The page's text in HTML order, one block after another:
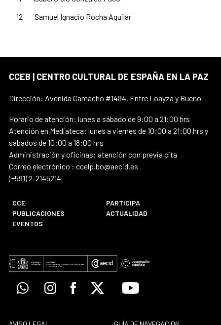
12 Samuel Ignacio Rocha Aguilar
CCEB | CENTRO CULTURAL DE ESPAÑA EN LA PAZ
Dirección: Avenida Camacho #1484. Entre Loayza y Bueno
Horario de atención: lunes a sábado de 9:00 a 21:00 hrs
Atención en Mediateca: lunes a viernes de 10:00 a 21:00 hrs y
sábados de 10:00 a 18:00 hrs
Administración y oficinas: atención con previa cita
Correo electrónico : ccelp.bo@aecid.es
(+591) 2-2145214
CCE
PARTICIPA
PUBLICACIONES
ACTUALIDAD
EVENTOS
WhatsappInstagramFacebook
X Youtube